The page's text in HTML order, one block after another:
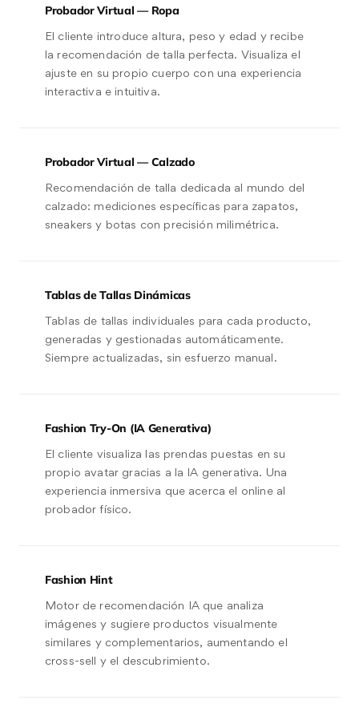
Probador Virtual — Ropa
El cliente introduce altura, peso y edad y recibe
la recomendación de talla perfecta. Visualiza el
ajuste en su propio cuerpo con una experiencia
interactiva e intuitiva.
Probador Virtual — Calzado
Recomendación de talla dedicada al mundo del
calzado: mediciones específicas para zapatos,
sneakers y botas con precisión milimétrica.
Tablas de Tallas Dinámicas
Tablas de tallas individuales para cada producto,
generadas y gestionadas automáticamente.
Siempre actualizadas, sin esfuerzo manual.
Fashion Try-On (IA Generativa)
El cliente visualiza las prendas puestas en su
propio avatar gracias a la IA generativa. Una
experiencia inmersiva que acerca el online al
probador físico.
Fashion Hint
Motor de recomendación IA que analiza
imágenes y sugiere productos visualmente
similares y complementarios, aumentando el
cross-sell y el descubrimiento.